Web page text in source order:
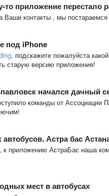
приложение перестало
Ваши контакты , мы
под iPhone
, подскажите пожалуйста
старую версию приложения!
начался дачный
команды от Ассоциации
автобусов. Астра бас
приложению АстраБас наша
мест в автобусах